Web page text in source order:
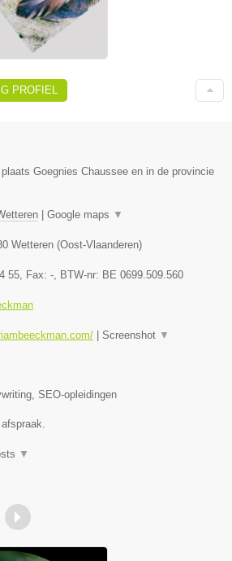
PROFIEL
Goegnies Chaussee en in de provincie
Google maps ▼
Wetteren (Oost-Vlaanderen)
55, Fax: -, BTW-nr: BE 0699.509.560
Screenshot ▼
SEO-opleidingen
▼